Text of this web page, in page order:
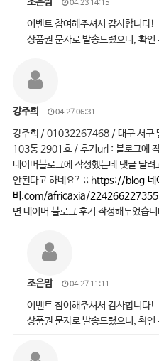
조은맘 04.23 14:15
이벤트 참여해주셔서 감사합니다!
상품권 문자로 발송드렸으니, 확
강주희 04.27 06:31
강주희 / 01032267468 / 대구 서구
103동 2901호 / 후기url : 블로그에
네이버블로그에 작성했는데 댓글 달
안된다고 하네요? ;; https://blog.네
버.com/africaxia/224266227355
면 네이버 블로그 후기 작성해두었습
조은맘 04.27 11:11
이벤트 참여해주셔서 감사합니다!
상품권 문자로 발송드렸으니, 확